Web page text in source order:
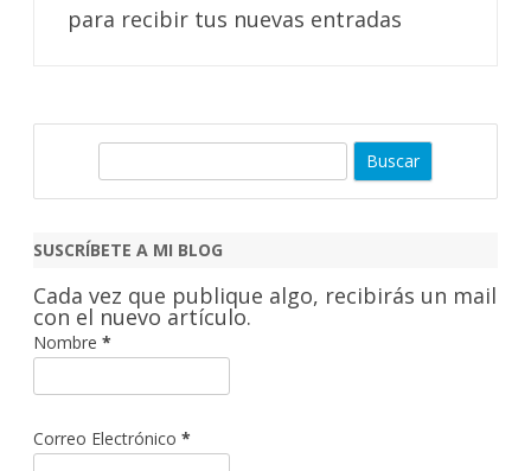
para recibir tus nuevas entradas
c
r
SUSCRÍBETE A MI BLOG
Cada vez que publique algo, recibirás un mail
con el nuevo artículo.
Nombre *
Correo Electrónico *